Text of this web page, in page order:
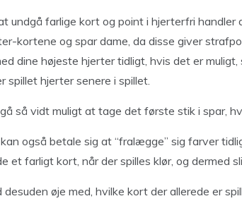
undgå farlige kort og point i hjerterfri
kortene og spar dame, da disse giver
dine højeste hjerter tidligt, hvis det er
spillet hjerter senere i spillet.
så vidt muligt at tage det første stik i spar,
også betale sig at “fralægge” sig farver
et farligt kort, når der spilles klør, og dermed
desuden øje med, hvilke kort der allerede er